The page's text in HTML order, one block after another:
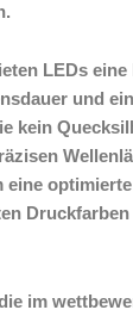
LEDs
und
kein
eine
im